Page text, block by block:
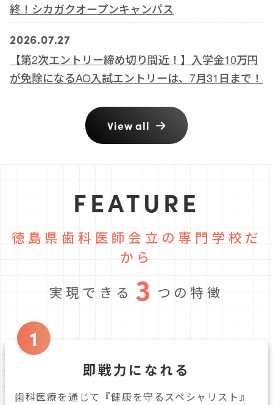
終！シカガクオープンキャンパス
2026.07.27
【第2次エントリー締め切り間近！】入学金10万円
が免除になるAO入試エントリーは、7月31日まで！
View all
FEATURE
徳島県歯科医師会立の専門学校だ
から
実現できる 3 つの特徴
1
即戦力になれる
歯科医療を通じて『健康を守るスペシャリスト』